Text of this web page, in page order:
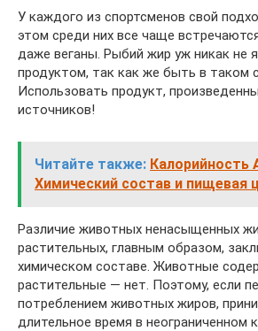
У каждого из спортсменов свой
этом среди них все чаще
даже веганы. Рыбий жир уж никак не
продуктом, так как же быть в таком
Использовать продукт,
источников!
Читайте также: Калорийность
Химический состав и пищевая
Различие животных ненасыщенных
растительных, главным образом,
химическом составе. Животные
растительные — нет. Поэтому, если
потреблением животных жиров,
длительное время в неограниченном